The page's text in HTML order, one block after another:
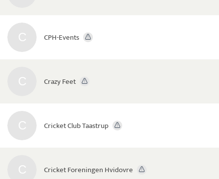
CPH-Events
Crazy Feet
Cricket Club Taastrup
Cricket Foreningen Hvidovre